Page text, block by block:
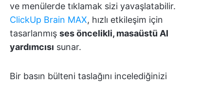
ve menülerde tıklamak sizi yavaşlatabilir.
ClickUp Brain MAX, hızlı etkileşim için
tasarlanmış ses öncelikli, masaüstü AI
yardımcısı sunar.
Bir basın bülteni taslağını incelediğinizi